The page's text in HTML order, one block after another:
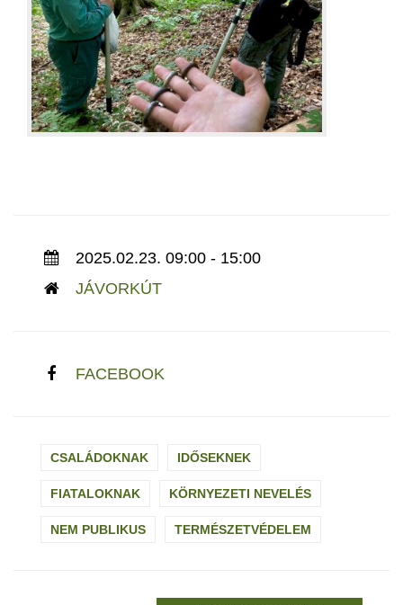
2025.02.23. 09:00 - 15:00
JÁVORKÚT
FACEBOOK
CSALÁDOKNAK IDŐSEKNEK
FIATALOKNAK KÖRNYEZETI NEVELÉS
NEM PUBLIKUS TERMÉSZETVÉDELEM